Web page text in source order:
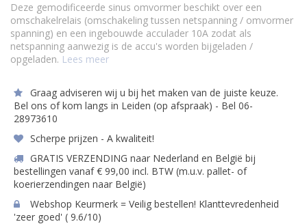
Deze gemodificeerde sinus omvormer beschikt over een
omschakelrelais (omschakeling tussen netspanning / omvormer
spanning) en een ingebouwde acculader 10A zodat als
netspanning aanwezig is de accu's worden bijgeladen /
opgeladen. Lees meer
Graag adviseren wij u bij het maken van de juiste keuze.
Bel ons of kom langs in Leiden (op afspraak) - Bel 06-
28973610
Scherpe prijzen - A kwaliteit!
GRATIS VERZENDING naar Nederland en België bij
bestellingen vanaf € 99,00 incl. BTW (m.u.v. pallet- of
koerierzendingen naar België)
Webshop Keurmerk = Veilig bestellen! Klanttevredenheid
'zeer goed' ( 9.6/10)